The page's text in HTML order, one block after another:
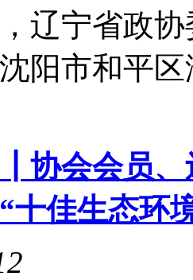
辽宁省政
阳市和平
协会会员、
佳生态环